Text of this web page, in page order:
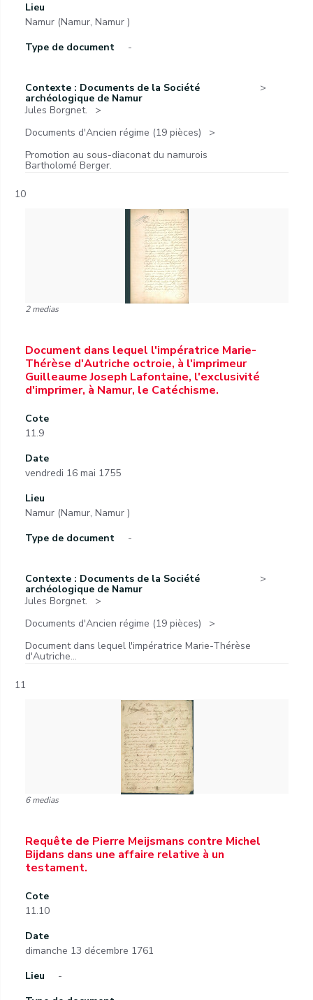
Lieu
Namur (Namur, Namur )
Type de document
-
Contexte : Documents de la Société
archéologique de Namur
Jules Borgnet.
Documents d'Ancien régime (19 pièces)
Promotion au sous-diaconat du namurois
Bartholomé Berger.
10
2 medias
Document dans lequel l'impératrice Marie-
Thérèse d'Autriche octroie, à l'imprimeur
Guilleaume Joseph Lafontaine, l'exclusivité
d'imprimer, à Namur, le Catéchisme.
Cote
11.9
Date
vendredi 16 mai 1755
Lieu
Namur (Namur, Namur )
Type de document
-
Contexte : Documents de la Société
archéologique de Namur
Jules Borgnet.
Documents d'Ancien régime (19 pièces)
Document dans lequel l'impératrice Marie-Thérèse
d'Autriche...
11
6 medias
Requête de Pierre Meijsmans contre Michel
Bijdans dans une affaire relative à un
testament.
Cote
11.10
Date
dimanche 13 décembre 1761
Lieu
-